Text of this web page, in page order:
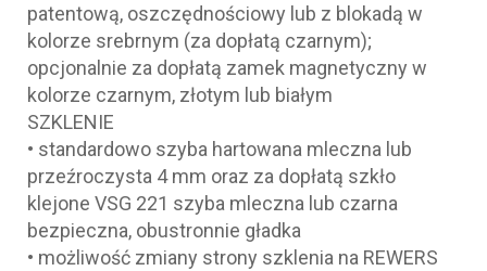
patentową, oszczędnościowy lub z blokadą w
kolorze srebrnym (za dopłatą czarnym);
opcjonalnie za dopłatą zamek magnetyczny w
kolorze czarnym, złotym lub białym
SZKLENIE
• standardowo szyba hartowana mleczna lub
przeźroczysta 4 mm oraz za dopłatą szkło
klejone VSG 221 szyba mleczna lub czarna
bezpieczna, obustronnie gładka
• możliwość zmiany strony szklenia na REWERS